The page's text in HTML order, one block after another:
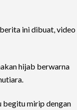
ini dibuat, video
hijab berwarna
begitu mirip dengan